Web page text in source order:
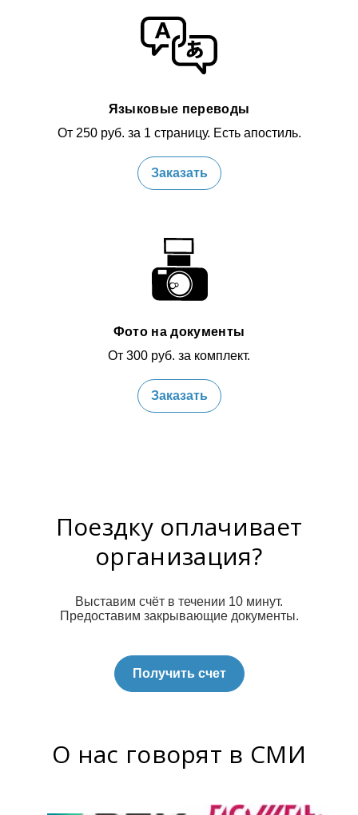
Языковые переводы
От 250 руб. за 1 страницу. Есть апостиль.
Заказать
Фото на документы
От 300 руб. за комплект.
Заказать
Поездку оплачивает
организация?
Выставим счёт в течении 10 минут.
Предоставим закрывающие документы.
Получить счет
О нас говорят в СМИ